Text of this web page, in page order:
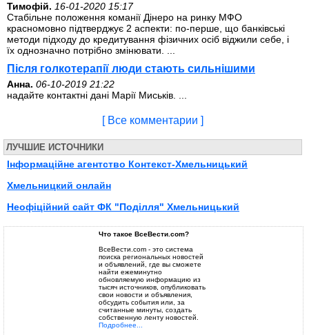
Тимофій. 16-01-2020 15:17
Стабільне положення команії Дінеро на ринку МФО
красномовно підтверджує 2 аспекти: по-перше, що банківські
методи підходу до кредитування фізичних осіб віджили себе, і
їх однозначно потрібно змінювати. ...
Після голкотерапії люди стають сильнішими
Анна. 06-10-2019 21:22
надайте контактні дані Марії Миськів. ...
[ Все комментарии ]
ЛУЧШИЕ ИСТОЧНИКИ
Інформаційне агентство Контекст-Хмельницький
Хмельницкий онлайн
Неофiцiйний сайт ФК "Подiлля" Хмельницький
Что такое ВсеВести.com?
ВсеВести.com - это система
поиска региональных новостей
и объявлений, где вы сможете
найти ежеминутно
обновляемую информацию из
тысяч источников, опубликовать
свои новости и объявления,
обсудить события или, за
считанные минуты, создать
собственную ленту новостей.
Подробнее...